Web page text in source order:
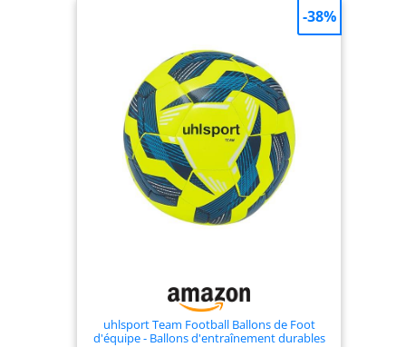
de gamme. Excellente idée cadeau | Notre ballon
de football de la Ligue des Champions est une
excellente idée de cadeau de football pour les
enfants et les adultes ! Que ce soit comme cadeau
d'anniversaire, cadeau de Noël ou simplement
pour le plaisir! Gonflage facile : notre ballon de
football de la Ligue des Champions est livré
dégonflé, achetez une pompe Hy-Pro pour un
gonflage rapide et commencez à l'utiliser dès que
possible.
uhlsport Team Football Ballons de Foot
d'équipe - Ballons d'entraînement durables
-38%